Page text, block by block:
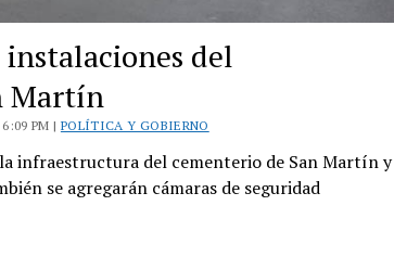
instalaciones del
Martín
PM | POLÍTICA Y GOBIERNO
infraestructura del cementerio de San Martín y
se agregarán cámaras de seguridad